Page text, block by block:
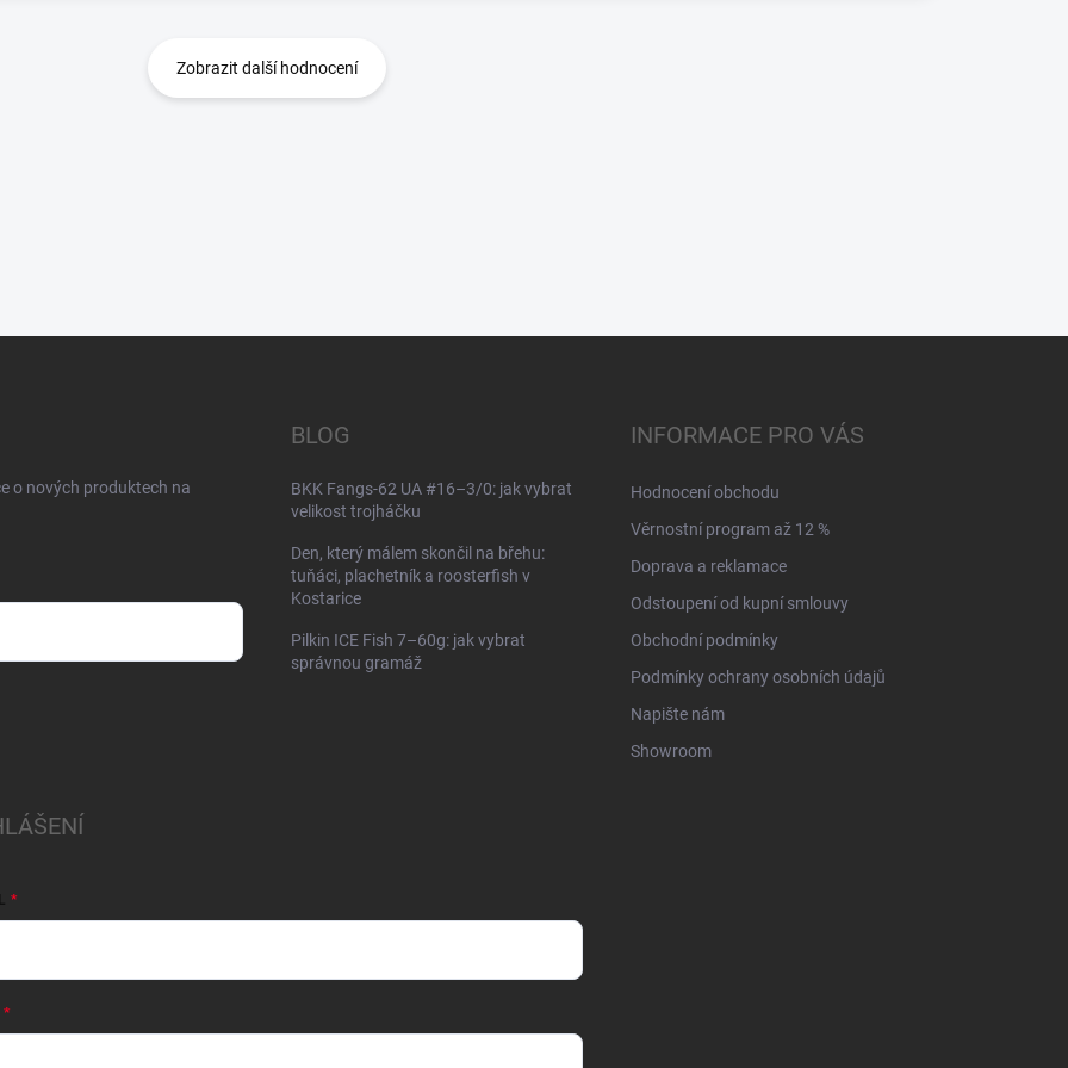
Zobrazit další hodnocení
o nových produktech na
BLOG
BKK Fangs-62 UA #16–3/0: jak vybrat
velikost trojháčku
Den, který málem skončil na břehu:
tuňáci, plachetník a roosterfish v
Kostarice
Pilkin ICE Fish 7–60g: jak vybrat
správnou gramáž
INFORMACE PRO VÁS
Hodnocení obchodu
Věrnostní program až 12 %
Doprava a reklamace
Odstoupení od kupní smlouvy
Obchodní podmínky
Podmínky ochrany osobních údajů
Napište nám
Showroom